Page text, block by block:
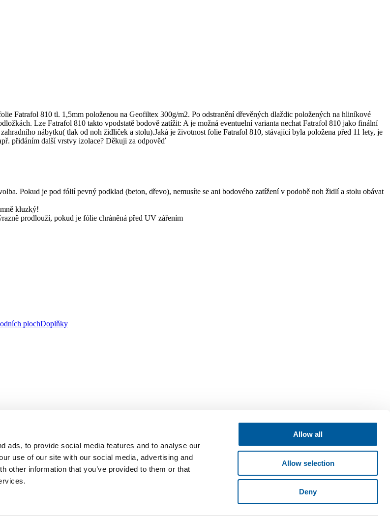
ads, to provide social media features and to analyse our
use of our site with our social media, advertising and
other information that you’ve provided to them or that
Allow all
Allow selection
Deny
Fatrafol 810 tl. 1,5mm položenou na Geofiltex 300g/m2. Po odstranění dřevěných dlaždic položených na hliníkové
Lze Fatrafol 810 takto vpodstatě bodově zatížit: A je možná eventuelní varianta nechat Fatrafol 810 jako finální
nábytku( tlak od noh židliček a stolu).Jaká je životnost folie Fatrafol 810, stávající byla položena před 11 lety, je
přidáním další vrstvy izolace? Děkuji za odpověď
Pokud je pod fólií pevný podklad (beton, dřevo), nemusíte se ani bodového zatížení v podobě noh židlí a stolu obávat
kluzký!
prodlouží, pokud je fólie chráněná před UV zářením
plochDoplňky